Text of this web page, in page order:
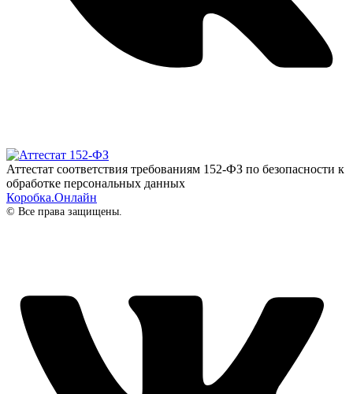
Аттестат соответствия требованиям 152-ФЗ по безопасности к
обработке персональных данных
Коробка.Онлайн
© Все права защищены.